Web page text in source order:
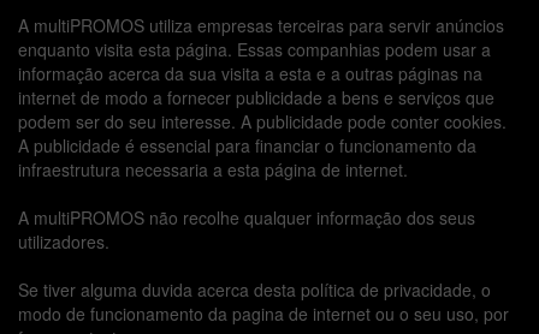
A multiPROMOS utiliza empresas terceiras para servir anúncios
enquanto visita esta página. Essas companhias podem usar a
informação acerca da sua visita a esta e a outras páginas na
internet de modo a fornecer publicidade a bens e serviços que
podem ser do seu interesse. A publicidade pode conter cookies.
A publicidade é essencial para financiar o funcionamento da
infraestrutura necessaria a esta página de internet.
A multiPROMOS não recolhe qualquer informação dos seus
utilizadores.
Se tiver alguma duvida acerca desta política de privacidade, o
modo de funcionamento da pagina de internet ou o seu uso, por